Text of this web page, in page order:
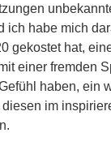
ich habe mich
gekostet hat,
einer fremden
haben, ein
im